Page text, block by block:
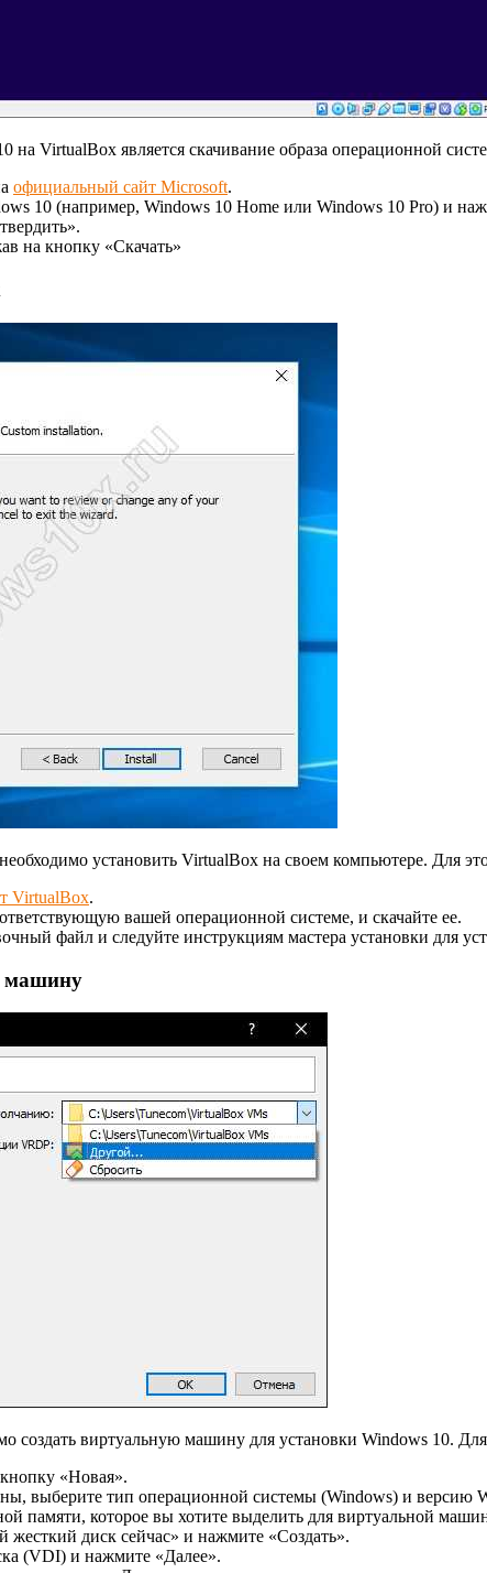
VirtualBox является скачивание образа операционной
официальный сайт Microsoft.
10 (например, Windows 10 Home или Windows 10 Pro) и
на кнопку «Скачать»
установить VirtualBox на своем компьютере. Для
VirtualBox.
вашей операционной системе, и скачайте ее.
файл и следуйте инструкциям мастера установки для
машину
создать виртуальную машину для установки Windows 10.
«Новая».
выберите тип операционной системы (Windows) и версию
памяти, которое вы хотите выделить для виртуальной
жесткий диск сейчас» и нажмите «Создать».
(VDI) и нажмите «Далее».